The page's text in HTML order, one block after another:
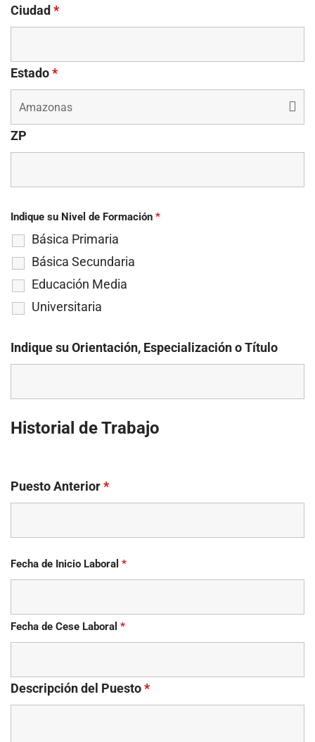
Ciudad *
Estado*
ZP
Indique su Nivel de Formación *
Básica Primaria
Básica Secundaria
Educación Media
Universitaria
Indique su Orientación, Especialización o Título
Historial de Trabajo
Puesto Anterior*
Fecha de Inicio Laboral *
Fecha de Cese Laboral *
Descripción del Puesto*